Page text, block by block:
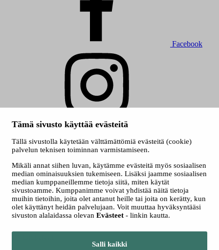
Tämä sivusto käyttää evästeitä
Tällä sivustolla käytetään välttämättömiä evästeitä (cookie)
palvelun teknisen toiminnan varmistamiseen.
Mikäli annat siihen luvan, käytämme evästeitä myös sosiaalisen
median ominaisuuksien tukemiseen. Lisäksi jaamme sosiaalisen
median kumppaneillemme tietoja siitä, miten käytät
sivustoamme. Kumppanimme voivat yhdistää näitä tietoja
muihin tietoihin, joita olet antanut heille tai joita on kerätty, kun
olet käyttänyt heidän palvelujaan. Voit muuttaa hyväksyntääsi
sivuston alalaidassa olevan Evästeet - linkin kautta.
Salli kaikki
Facebook
Evästeet
Saavutettavuusseloste